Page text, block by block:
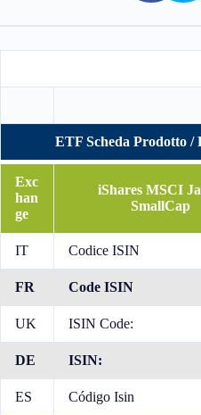
ETF Scheda Prodotto /
Exc
han
ge
iShares MSCI
SmallCap
IT Codice ISIN
FR Code ISIN
UK ISIN Code:
DE ISIN:
ES Código Isin